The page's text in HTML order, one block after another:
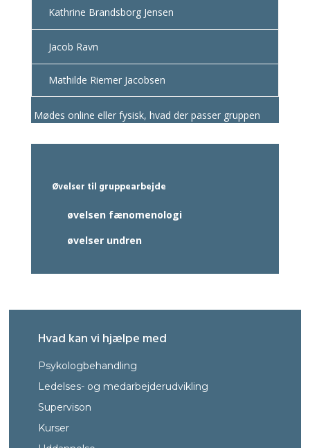
Kathrine Brandsborg Jensen
Jacob Ravn
Mathilde Riemer Jacobsen
Mødes online eller fysisk, hvad der passer gruppen
Øvelser til gruppearbejde
øvelsen fænomenologi
øvelser undren
Hvad kan vi hjælpe med
Psykologbehandling
Ledelses- og medarbejderudvikling
Supervison
Kurser